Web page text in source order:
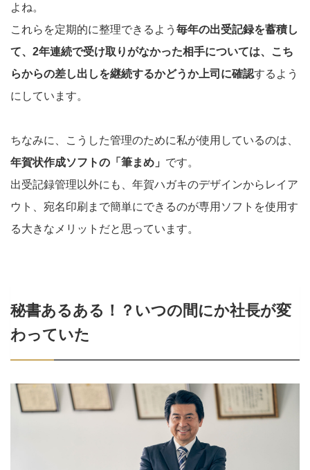
よね。
これらを定期的に整理できるよう 毎年の出受記録を蓄積し
て、2年連続で受け取りがなかった相手については、こち
らからの差し出しを継続するかどうか上司に確認するよう
にしています。
ちなみに、こうした管理のために私が使用しているのは、
年賀状作成ソフトの「筆まめ」 です。
出受記録管理以外にも、年賀ハガキのデザインからレイア
ウト、宛名印刷まで簡単にできるのが専用ソフトを使用す
る大きなメリットだと思っています。
秘書あるある！？いつの間にか社長が変
わっていた